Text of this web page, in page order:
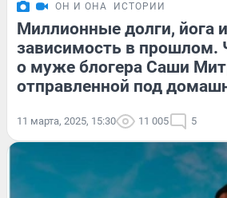
ОН И ОНА ИСТОРИИ
Миллионные долги, йога и
зависимость в прошлом.
о муже блогера Саши
отправленной под
11 марта, 2025, 15:30 11 005 5